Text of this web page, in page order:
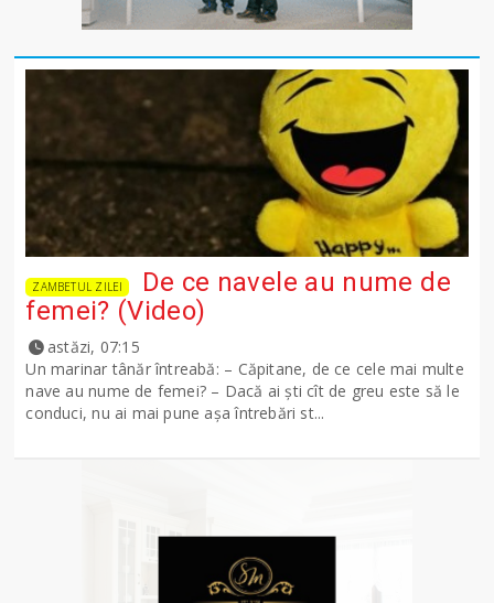
ZAMBETUL ZILEI
De ce navele au nume de
femei? (Video)
astăzi, 07:15
Un marinar tânăr întreabă: – Căpitane, de ce cele mai multe
nave au nume de femei? – Dacă ai şti cît de greu este să le
conduci, nu ai mai pune așa întrebări st...